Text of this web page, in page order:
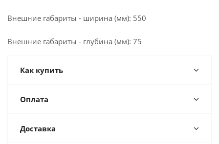
Внешние габариты - ширина (мм): 550
Внешние габариты - глубина (мм): 75
Как купить
Оплата
Доставка